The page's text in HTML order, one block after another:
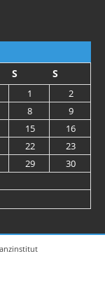
S S
1
2
8
9
15
16
22
23
29
30